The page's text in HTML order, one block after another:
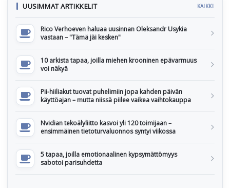
UUSIMMAT ARTIKKELIT KAIKKI
Rico Verhoeven haluaa uusinnan Oleksandr Usykia
vastaan – "Tämä jäi kesken"
10 arkista tapaa, joilla miehen krooninen epävarmuus
voi näkyä
Pii-hiiliakut tuovat puhelimiin jopa kahden päivän
käyttöajan – mutta niissä piilee vaikea vaihtokauppa
Nvidian tekoälyliitto kasvoi yli 120 toimijaan –
ensimmäinen tietoturvaluonnos syntyi viikossa
5 tapaa, joilla emotionaalinen kypsymättömyys
sabotoi parisuhdetta